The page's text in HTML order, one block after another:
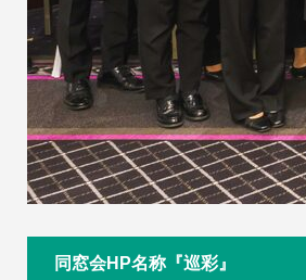
同窓会HP名称『巡彩』